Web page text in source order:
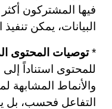
فيها المشتركون
البيانات، يمكن
*توصيات المحتوى
للمحتوى استناداً
والأنماط المشابهة
التفاعل فحسب، بل